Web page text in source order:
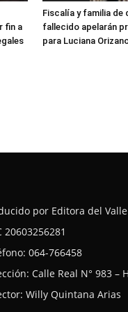
fin a
Fiscalía y familia de
fallecido apelarán
para Luciana
por Editora del Valle
20603256281
064-766458
Calle Real N° 983 –
Willy Quintana Arias